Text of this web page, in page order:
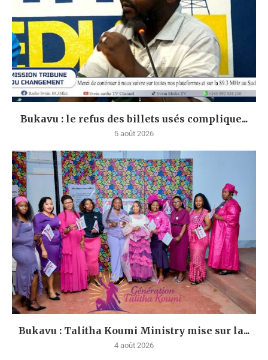
Bukavu : le refus des billets usés complique...
5 août 2026
Bukavu : Talitha Koumi Ministry mise sur la...
4 août 2026